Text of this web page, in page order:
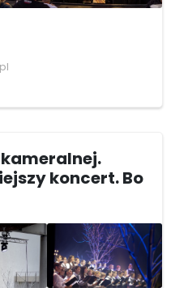
koncert. Bo